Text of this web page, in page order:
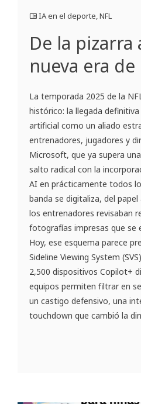
IA en el deporte,NFL
De la pizarra
nueva era de
La temporada 2025 de la
histórico: la llegada
artificial como un aliado
entrenadores, jugadores y
Microsoft, que ya supera
salto radical con la
AI en prácticamente todos
banda se digitaliza, del
los entrenadores revisaban
fotografías impresas que se
Hoy, ese esquema parece
Sideline Viewing System
2,500 dispositivos Copilot+
equipos permiten filtrar en
un castigo defensivo, una
touchdown que cambió la